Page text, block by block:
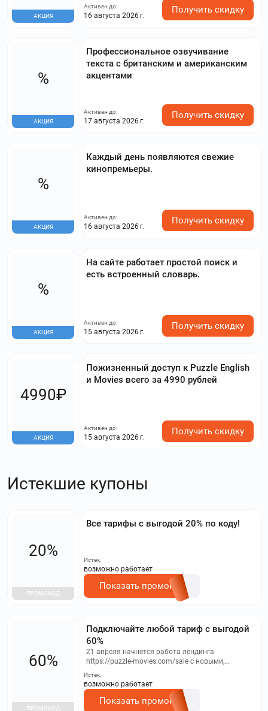
АКЦИЯ
Активен до:
16 августа 2026 г.
Получить скидку
Профессиональное озвучивание
текста с британским и американским
акцентами
%
АКЦИЯ
Активен до:
17 августа 2026 г.
Получить скидку
Каждый день появляются свежие
кинопремьеры.
%
АКЦИЯ
Активен до:
16 августа 2026 г.
Получить скидку
На сайте работает простой поиск и
есть встроенный словарь.
%
АКЦИЯ
Активен до:
15 августа 2026 г.
Получить скидку
Пожизненный доступ к Puzzle English
и Movies всего за 4990 рублей
4990₽
АКЦИЯ
Активен до:
15 августа 2026 г.
Получить скидку
Истекшие купоны
Все тарифы с выгодой 20% по коду!
20%
ПРОМОКОД
Истек,
возможно работает
Показать промокод
Подключайте любой тариф с выгодой
60%
21 апреля начнется работа лендинга
https://puzzle-movies.com/sale с новыми,
повышенными ценами. Воспользуйтесь
промокодом, чтобы приобрести товары по
старым ценам только во время марафона.
60%
ПРОМОКОД
Истек,
возможно работает
Показать промокод